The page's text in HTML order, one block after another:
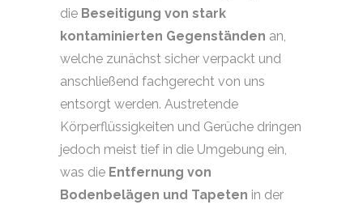
die Beseitigung von stark
kontaminierten Gegenständen an,
welche zunächst sicher verpackt und
anschließend fachgerecht von uns
entsorgt werden. Austretende
Körperflüssigkeiten und Gerüche dringen
jedoch meist tief in die Umgebung ein,
was die Entfernung von
Bodenbelägen und Tapeten in der